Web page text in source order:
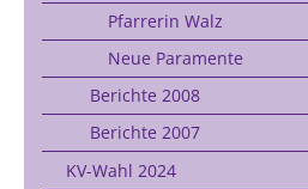
Pfarrerin Walz
Neue Paramente
Berichte 2008
Berichte 2007
KV-Wahl 2024